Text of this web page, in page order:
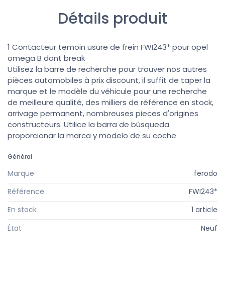
Détails produit
1 Contacteur temoin usure de frein FWI243* pour opel
omega B dont break
Utilisez la barre de recherche pour trouver nos autres
pièces automobiles à prix discount, il suffit de taper la
marque et le modèle du véhicule pour une recherche
de meilleure qualité, des milliers de référence en stock,
arrivage permanent, nombreuses pieces d'origines
constructeurs. Utilice la barra de búsqueda
proporcionar la marca y modelo de su coche
Général
Marque
ferodo
Référence
FWI243*
En stock
1 article
État
Neuf